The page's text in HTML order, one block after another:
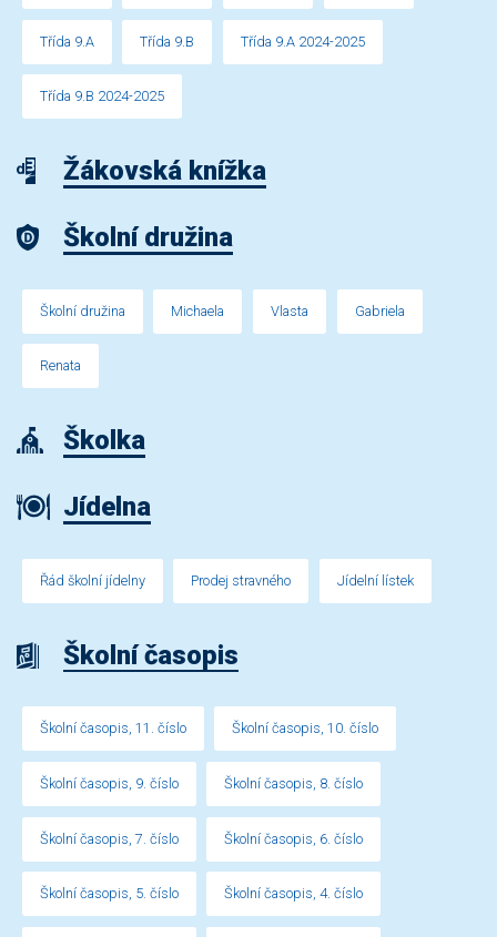
Třída 9.A Třída 9.B Třída 9.A 2024-2025
Třída 9.B 2024-2025
Žákovská knížka
Školní družina
Školní družina Michaela Vlasta Gabriela
Renata
Školka
Jídelna
Řád školní jídelny Prodej stravného Jídelní lístek
Školní časopis
Školní časopis, 11. číslo Školní časopis, 10. číslo
Školní časopis, 9. číslo Školní časopis, 8. číslo
Školní časopis, 7. číslo Školní časopis, 6. číslo
Školní časopis, 5. číslo Školní časopis, 4. číslo